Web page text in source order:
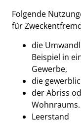
Folgende
für
die
Beispiel in
Gewerbe,
die
der Abriss
Wohnraums.
Leerstand